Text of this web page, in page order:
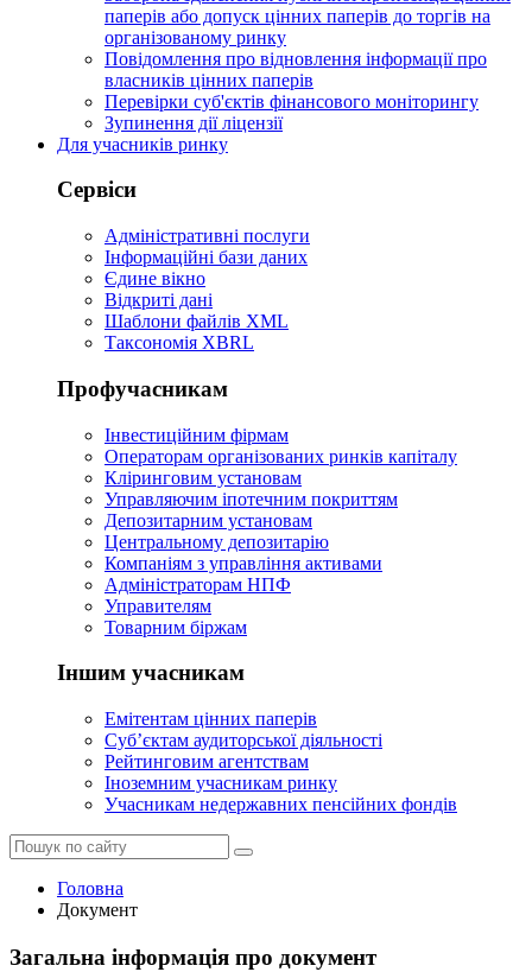
паперів або допуск цінних паперів до торгів на
організованому ринку
Повідомлення про відновлення інформації про
власників цінних паперів
Перевірки суб'єктів фінансового моніторингу
Зупинення дії ліцензії
Для учасників ринку
Сервіси
Адміністративні послуги
Інформаційні бази даних
Єдине вікно
Відкриті дані
Шаблони файлів XML
Таксономія XBRL
Профучасникам
Інвестиційним фірмам
Операторам організованих ринків капіталу
Кліринговим установам
Управляючим іпотечним покриттям
Депозитарним установам
Центральному депозитарію
Компаніям з управління активами
Адміністраторам НПФ
Управителям
Товарним біржам
Іншим учасникам
Емітентам цінних паперів
Суб’єктам аудиторської діяльності
Рейтинговим агентствам
Іноземним учасникам ринку
Учасникам недержавних пенсійних фондів
Головна
Документ
Загальна інформація про документ